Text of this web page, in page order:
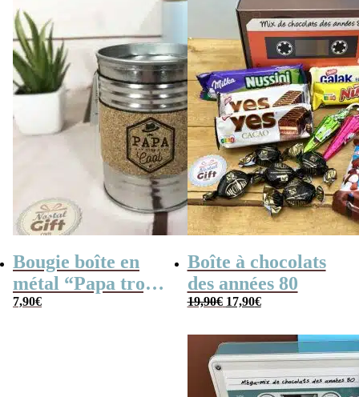
Bougie boîte en
métal “Papa trop
cool” (gris)
7,90€
Boîte à chocolats
des années 80
19,90€ Le
était :
19,90€.
17,90€Le
est :
17,90€.